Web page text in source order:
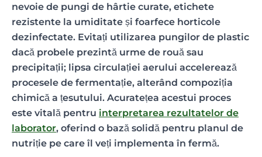
nevoie de pungi de hârtie curate, etichete
rezistente la umiditate și foarfece horticole
dezinfectate. Evitați utilizarea pungilor de plastic
dacă probele prezintă urme de rouă sau
precipitații; lipsa circulației aerului accelerează
procesele de fermentație, alterând compoziția
chimică a țesutului. Acuratețea acestui proces
este vitală pentru interpretarea rezultatelor de
laborator, oferind o bază solidă pentru planul de
nutriție pe care îl veți implementa în fermă.